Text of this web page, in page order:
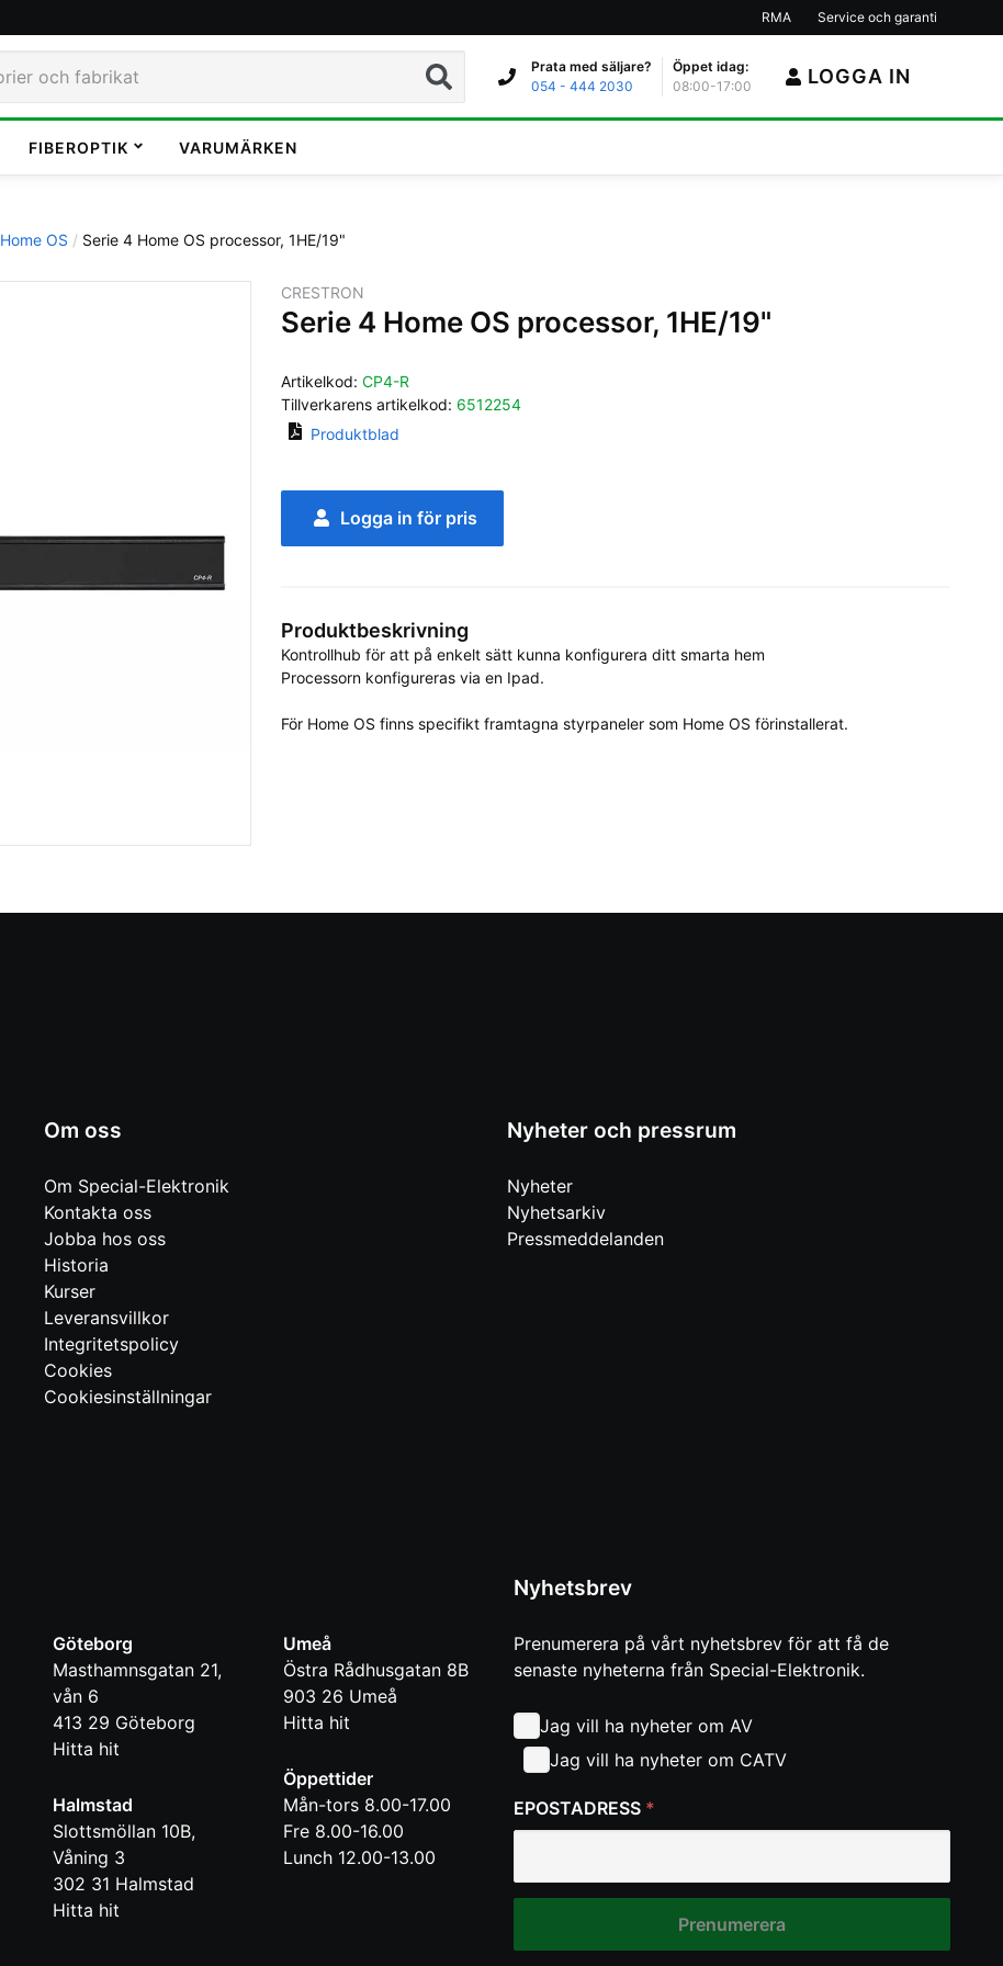
RMA Service och garanti
Sök
Prata med säljare?
054 - 444 2030
Öppet idag:
08:00-17:00
LOGGA IN
FIBEROPTIK VARUMÄRKEN
Home OS Serie 4 Home OS processor, 1HE/19"
CRESTRON
Serie 4 Home OS processor, 1HE/19"
Artikelkod: CP4-R
Tillverkarens artikelkod: 6512254
Produktblad
Logga in för pris
Produktbeskrivning
Kontrollhub för att på enkelt sätt kunna konfigurera ditt smarta hem
Processorn konfigureras via en Ipad.
För Home OS finns specifikt framtagna styrpaneler som Home OS förinstallerat.
Om oss
Om Special-Elektronik
Kontakta oss
Jobba hos oss
Historia
Kurser
Leveransvillkor
Integritetspolicy
Cookies
Cookiesinställningar
Nyheter och pressrum
Nyheter
Nyhetsarkiv
Pressmeddelanden
Göteborg
Masthamnsgatan 21,
vån 6
413 29 Göteborg
Hitta hit
Halmstad
Slottsmöllan 10B,
Våning 3
302 31 Halmstad
Hitta hit
Umeå
Östra Rådhusgatan 8B
903 26 Umeå
Hitta hit
Öppettider
Mån-tors 8.00-17.00
Fre 8.00-16.00
Lunch 12.00-13.00
Nyhetsbrev
Prenumerera på vårt nyhetsbrev för att få de
senaste nyheterna från Special-Elektronik.
Jag vill ha nyheter om AV
Jag vill ha nyheter om CATV
EPOSTADRESS *